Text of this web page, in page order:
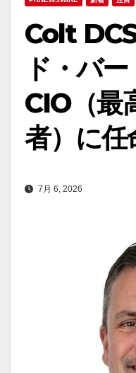
Colt
ド・バ
CIO（最
者）に任
7月 6, 2026